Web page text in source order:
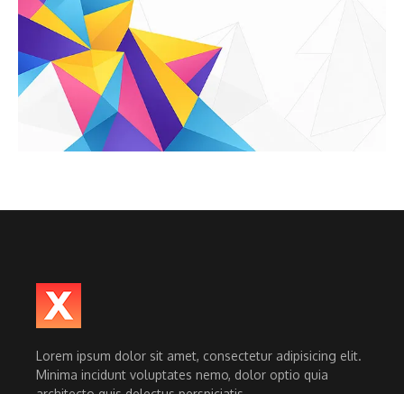
Lorem ipsum dolor sit amet, consectetur adipisicing elit.
Minima incidunt voluptates nemo, dolor optio quia